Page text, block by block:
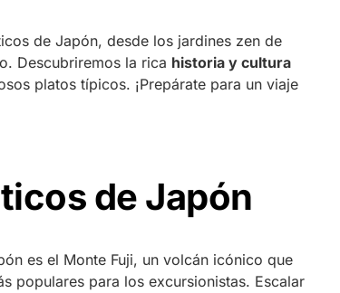
de Japón, desde los jardines zen de
Descubriremos la rica historia y cultura
platos típicos. ¡Prepárate para un viaje
de Japón
es el Monte Fuji, un volcán icónico que
populares para los excursionistas. Escalar